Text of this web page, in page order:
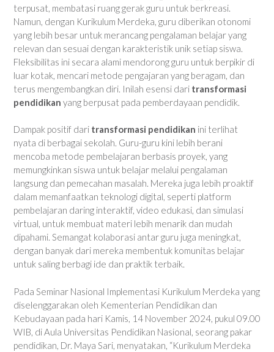
terpusat, membatasi ruang gerak guru untuk berkreasi.
Namun, dengan Kurikulum Merdeka, guru diberikan otonomi
yang lebih besar untuk merancang pengalaman belajar yang
relevan dan sesuai dengan karakteristik unik setiap siswa.
Fleksibilitas ini secara alami mendorong guru untuk berpikir di
luar kotak, mencari metode pengajaran yang beragam, dan
terus mengembangkan diri. Inilah esensi dari transformasi
pendidikan yang berpusat pada pemberdayaan pendidik.
Dampak positif dari transformasi pendidikan ini terlihat
nyata di berbagai sekolah. Guru-guru kini lebih berani
mencoba metode pembelajaran berbasis proyek, yang
memungkinkan siswa untuk belajar melalui pengalaman
langsung dan pemecahan masalah. Mereka juga lebih proaktif
dalam memanfaatkan teknologi digital, seperti platform
pembelajaran daring interaktif, video edukasi, dan simulasi
virtual, untuk membuat materi lebih menarik dan mudah
dipahami. Semangat kolaborasi antar guru juga meningkat,
dengan banyak dari mereka membentuk komunitas belajar
untuk saling berbagi ide dan praktik terbaik.
Pada Seminar Nasional Implementasi Kurikulum Merdeka yang
diselenggarakan oleh Kementerian Pendidikan dan
Kebudayaan pada hari Kamis, 14 November 2024, pukul 09.00
WIB, di Aula Universitas Pendidikan Nasional, seorang pakar
pendidikan, Dr. Maya Sari, menyatakan, “Kurikulum Merdeka